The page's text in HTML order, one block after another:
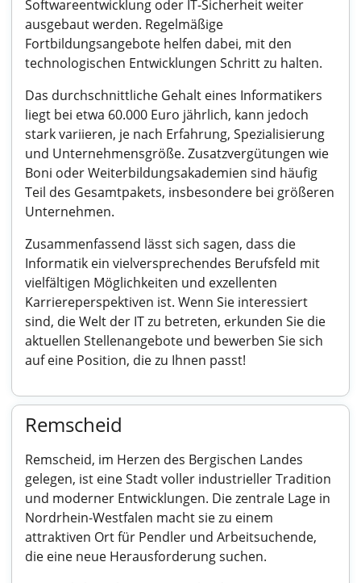
Softwareentwicklung oder IT-Sicherheit weiter
ausgebaut werden. Regelmäßige
Fortbildungsangebote helfen dabei, mit den
technologischen Entwicklungen Schritt zu halten.
Das durchschnittliche Gehalt eines Informatikers
liegt bei etwa 60.000 Euro jährlich, kann jedoch
stark variieren, je nach Erfahrung, Spezialisierung
und Unternehmensgröße. Zusatzvergütungen wie
Boni oder Weiterbildungsakademien sind häufig
Teil des Gesamtpakets, insbesondere bei größeren
Unternehmen.
Zusammenfassend lässt sich sagen, dass die
Informatik ein vielversprechendes Berufsfeld mit
vielfältigen Möglichkeiten und exzellenten
Karriereperspektiven ist. Wenn Sie interessiert
sind, die Welt der IT zu betreten, erkunden Sie die
aktuellen Stellenangebote und bewerben Sie sich
auf eine Position, die zu Ihnen passt!
Remscheid
Remscheid, im Herzen des Bergischen Landes
gelegen, ist eine Stadt voller industrieller Tradition
und moderner Entwicklungen. Die zentrale Lage in
Nordrhein-Westfalen macht sie zu einem
attraktiven Ort für Pendler und Arbeitsuchende,
die eine neue Herausforderung suchen.